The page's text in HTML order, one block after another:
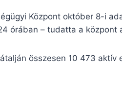
Központ október 8-i
órában – tudatta a központ
összesen 10 473